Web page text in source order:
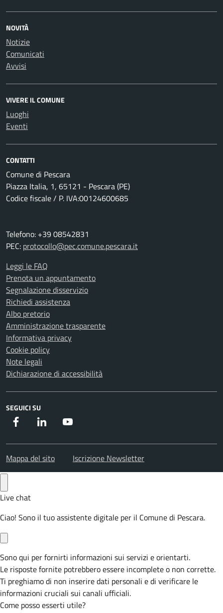
NOVITÀ
Notizie
Comunicati
Avvisi
VIVERE IL COMUNE
Luoghi
Eventi
CONTATTI
Comune di Pescara
Piazza Italia, 1, 65121 - Pescara (PE)
Codice fiscale / P. IVA:00124600685
Telefono: +39 08542831
PEC: protocollo@pec.comune.pescara.it
Leggi le FAQ
Prenota un appuntamento
Segnalazione disservizio
Richiedi assistenza
Albo pretorio
Amministrazione trasparente
Informativa privacy
Cookie policy
Note legali
Dichiarazione di accessibilità
SEGUICI SU
Facebook Instagram
Mappa del sito Iscrizione Newsletter